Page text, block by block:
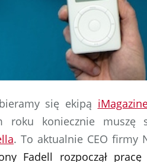
się ekipą
roku koniecznie muszę
. To aktualnie CEO firmy
Fadell rozpoczął